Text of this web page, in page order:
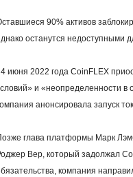
90% активов
останутся недоступными
июня 2022 года CoinFLEX
и «неопределенности
анонсировала запуск
глава платформы Марк
Вер, который задолжал
компания